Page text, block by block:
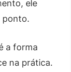
ele
ponto.
a forma
na prática.